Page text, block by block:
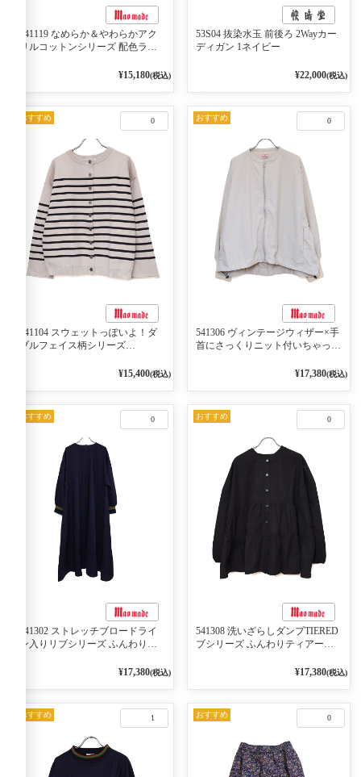
541119 なめらか＆やわらかアク
リルコットンシリーズ 配色ライ
ン 10ベージュ×ネイビー¥15,180(税込)
53S04 抜染水玉 前後ろ 2Wayカー
ディガン 1ネイビー
¥22,000(税込)
0
おすすめ
541104 スウェットっぽいよ！ダ
ブルフェイス柄シリーズ
2WAY プルオーバー 101オフベー
¥15,400(税込)
0
おすすめ
541306 ヴィンテージウィザー×手
首にさっくりニット付いちゃった
¥17,380(税込)
0
おすすめ
541302 ストレッチブロードライ
ン入りリブシリーズ ふんわりス
¥17,380(税込)
0
おすすめ
541308 洗いざらしダンプTIERED
ブシリーズ ふんわりティアード
¥17,380(税込)
1
おすすめ 0
おすすめ